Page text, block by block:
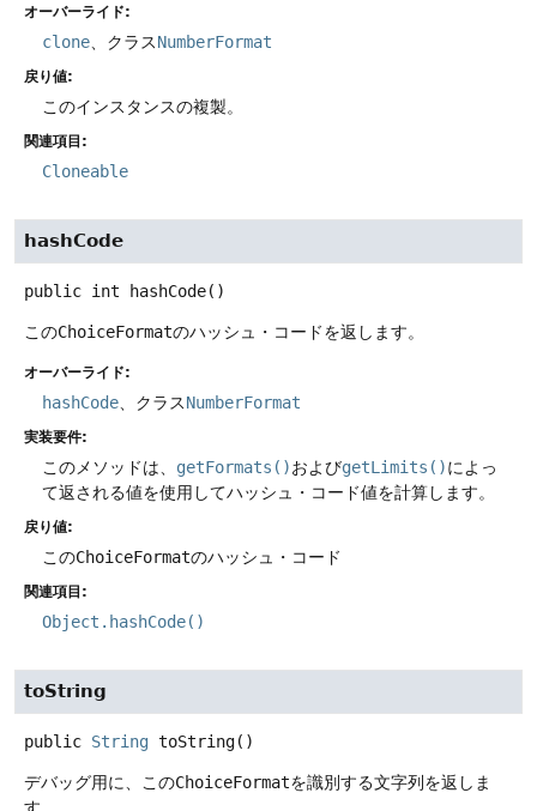
オーバーライド:
clone 、クラスNumberFormat
戻り値:
このインスタンスの複製。
関連項目:
Cloneable
hashCode
public int hashCode()
このChoiceFormatのハッシュ・コードを返します。
オーバーライド:
hashCode 、クラスNumberFormat
実装要件:
このメソッドは、 getFormats()およびgetLimits()によっ
て返される値を使用してハッシュ・コード値を計算します。
戻り値:
このChoiceFormatのハッシュ・コード
関連項目:
Object.hashCode()
toString
public String toString()
デバッグ用に、このChoiceFormatを識別する文字列を返しま
す。